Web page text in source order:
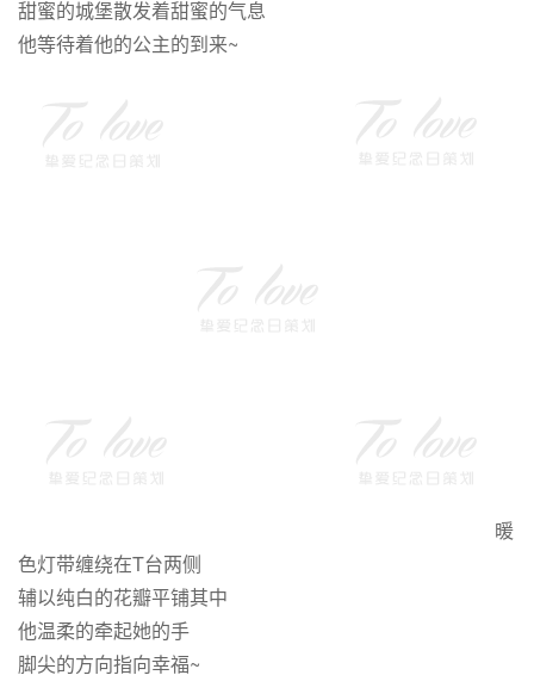
甜蜜的城堡散发着甜蜜的气息
他等待着他的公主的到来~
暖
色灯带缠绕在T台两侧
辅以纯白的花瓣平铺其中
他温柔的牵起她的手
脚尖的方向指向幸福~